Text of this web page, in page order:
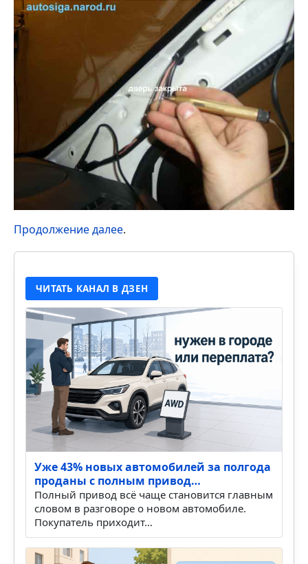
Продолжение далее.
ЧИТАТЬ КАНАЛ В ДЗЕН
Уже 43% новых автомобилей за полгода
проданы с полным привод…
Полный привод всё чаще становится главным
словом в разговоре о новом автомобиле.
Покупатель приходит…